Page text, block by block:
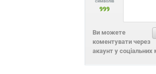
символів
999
Ви можете
коментувати через
акаунт у